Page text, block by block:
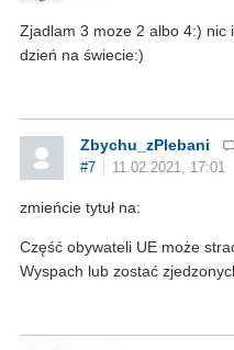
Zjadlam 3 moze 2 albo 4:) nic
dzień na świecie:)
Zbychu_zPlebani
#7
11.02.2021, 17:01
zmieńcie tytuł na:
Część obywateli UE może
Wyspach lub zostać